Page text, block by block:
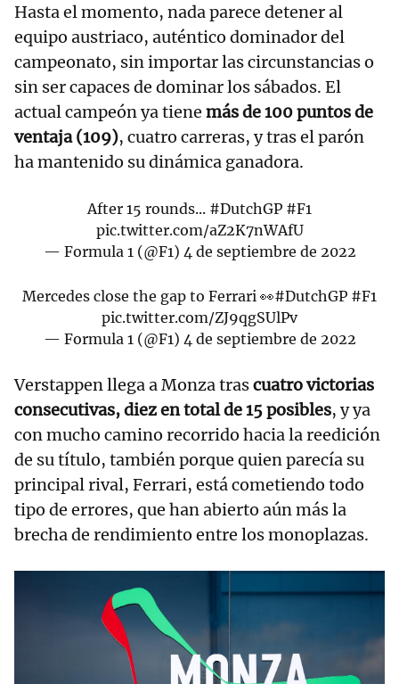
Hasta el momento, nada parece detener al
equipo austriaco, auténtico dominador del
campeonato, sin importar las circunstancias o
sin ser capaces de dominar los sábados. El
actual campeón ya tiene más de 100 puntos de
ventaja (109), cuatro carreras, y tras el parón
ha mantenido su dinámica ganadora.
After 15 rounds... #DutchGP #F1
pic.twitter.com/aZ2K7nWAfU
— Formula 1 (@F1) 4 de septiembre de 2022
Mercedes close the gap to Ferrari 👀#DutchGP #F1
pic.twitter.com/ZJ9qgSUlPv
— Formula 1 (@F1) 4 de septiembre de 2022
Verstappen llega a Monza trascuatro victorias
consecutivas, diez en total de 15 posibles, y ya
con mucho camino recorrido hacia la reedición
de su título, también porque quien parecía su
principal rival, Ferrari, está cometiendo todo
tipo de errores, que han abierto aún más la
brecha de rendimiento entre los monoplazas.